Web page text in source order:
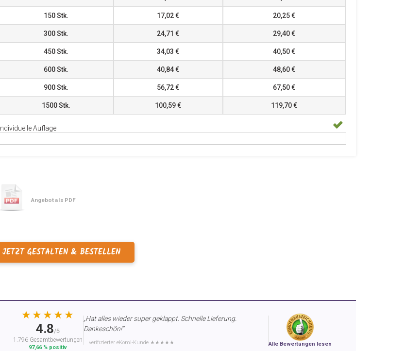
150Stk. 17,02 € 20,25 €
300Stk. 24,71 € 29,40 €
450Stk. 34,03 € 40,50 €
600Stk. 40,84 € 48,60 €
900Stk. 56,72 € 67,50 €
1500Stk. 100,59 € 119,70 €
Individuelle Auflage
Angebot als PDF
JETZT GESTALTEN & BESTELLEN
★★★★★
4.8/5
1.796 Gesamtbewertungen
97,66 % positiv
„Hat alles wieder super geklappt. Schnelle Lieferung.
Dankeschön!“
— verifizierter eKomi-Kunde ★★★★★ Alle Bewertungen lesen